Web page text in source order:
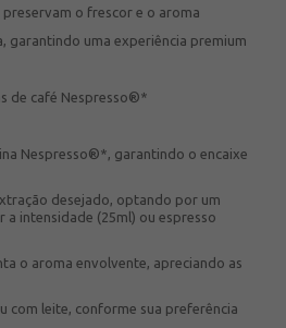
preservam o frescor e o aroma
garantindo uma experiência premium
de café Nespresso®*
Nespresso®*, garantindo o encaixe
desejado, optando por um
a intensidade (25ml) ou espresso
o aroma envolvente, apreciando as
com leite, conforme sua preferência